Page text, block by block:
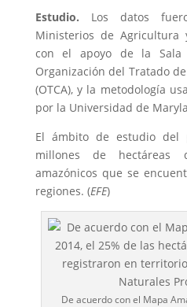
Estudio. Los datos
Ministerios de Agricultura
con el apoyo de la Sala
Organización del Tratado
(OTCA), y la metodología
por la Universidad de
El ámbito de estudio del
millones de hectáreas
amazónicos que se
regiones. (EFE)
De acuerdo con el Mapa